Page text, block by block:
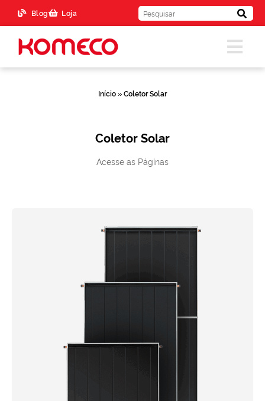
Blog Loja
Início»Coletor Solar
Coletor Solar
Acesse as Páginas